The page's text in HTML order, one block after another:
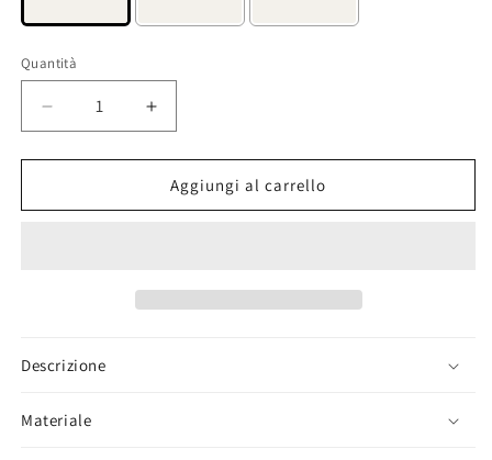
Quantità
Diminuisci
quantità
per
Aumenta
quantità
per
RioAggiungi al carrello
Descrizione
Materiale